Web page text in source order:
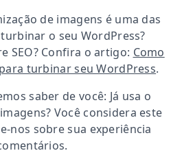
de imagens é uma das
o seu WordPress?
SEO? Confira o artigo: Como
turbinar seu WordPress.
saber de você: Já usa o
Você considera este
nos sobre sua experiência